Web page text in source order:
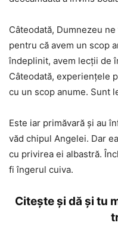
Câteodată, Dumnezeu
pentru că avem un scop
îndeplinit, avem lecții de
Câteodată, experiențele
cu un scop anume. Sunt
Este iar primăvară și au
văd chipul Angelei. Dar
cu privirea ei albastră.
fi îngerul cuiva.
Citește și dă și tu